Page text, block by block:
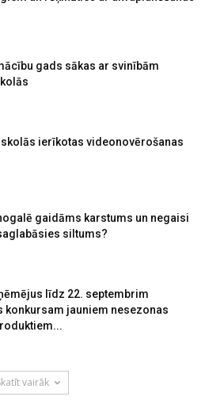
gads sākas ar svinībām
ierīkotas videonovērošanas
gaidāms karstums un negaisi
siltums?
līdz 22. septembrim
konkursam jauniem nesezonas
vairāk